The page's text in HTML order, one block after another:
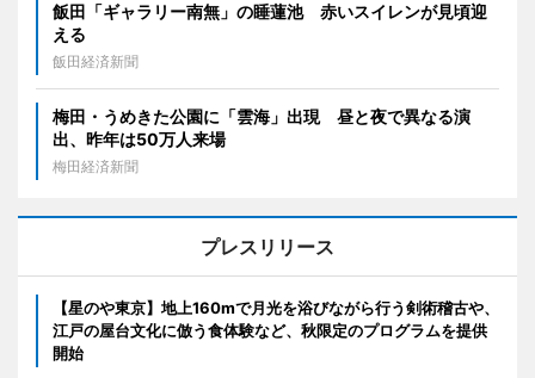
飯田「ギャラリー南無」の睡蓮池 赤いスイレンが見頃迎
える
飯田経済新聞
梅田・うめきた公園に「雲海」出現 昼と夜で異なる演
出、昨年は50万人来場
梅田経済新聞
プレスリリース
【星のや東京】地上160mで月光を浴びながら行う剣術稽古や、
江戸の屋台文化に倣う食体験など、秋限定のプログラムを提供
開始